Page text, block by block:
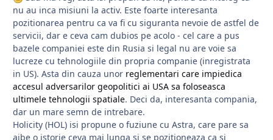
nu au inca misiuni la activ. Este foarte interesanta
pozitionarea pentru ca va fi cu siguranta nevoie de astfel de
servicii, dar e ceva cam dubios pe acolo - cel care a pus
bazele companiei este din Rusia si legal nu are voie sa
lucreze cu tehnologiile din propria companie (inregistrata
in US). Asta din cauza unor reglementari care impiedica
accesul adversarilor geopolitici ai USA sa foloseasca
ultimele tehnologii spatiale. Deci da, interesanta compania,
dar un mare semn de intrebare.
Holicity (HOL) isi propune o fuziune cu Astra, care pare sa
aibe o istorie ceva mai lunga si se pozitioneaza ca si